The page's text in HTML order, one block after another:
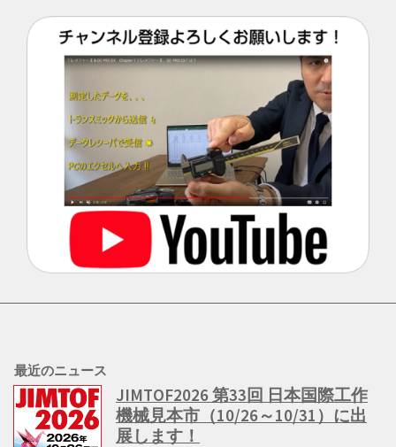
最近のニュース
JIMTOF2026 第33回 日本国際工作
機械見本市（10/26～10/31）に出
展します！